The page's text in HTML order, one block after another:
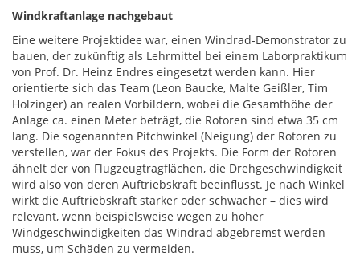
Windkraftanlage nachgebaut
Eine weitere Projektidee war, einen Windrad-Demonstrator zu
bauen, der zukünftig als Lehrmittel bei einem Laborpraktikum
von Prof. Dr. Heinz Endres eingesetzt werden kann. Hier
orientierte sich das Team (Leon Baucke, Malte Geißler, Tim
Holzinger) an realen Vorbildern, wobei die Gesamthöhe der
Anlage ca. einen Meter beträgt, die Rotoren sind etwa 35 cm
lang. Die sogenannten Pitchwinkel (Neigung) der Rotoren zu
verstellen, war der Fokus des Projekts. Die Form der Rotoren
ähnelt der von Flugzeugtragflächen, die Drehgeschwindigkeit
wird also von deren Auftriebskraft beeinflusst. Je nach Winkel
wirkt die Auftriebskraft stärker oder schwächer – dies wird
relevant, wenn beispielsweise wegen zu hoher
Windgeschwindigkeiten das Windrad abgebremst werden
muss, um Schäden zu vermeiden.